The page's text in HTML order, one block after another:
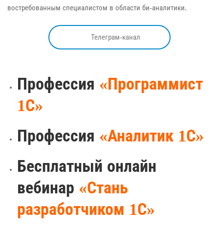
востребованным специалистом в области би-аналитики.
Телеграм-канал
Профессия «Программист
1С»
Профессия «Аналитик 1С»
Бесплатный онлайн
вебинар «Стань
разработчиком 1С»